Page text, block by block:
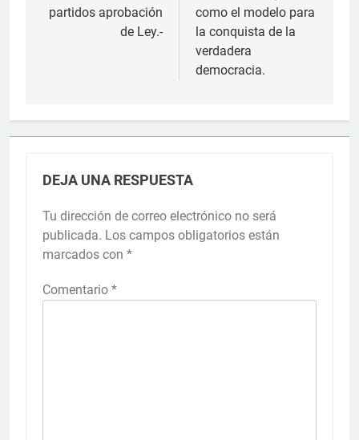
entradas
partidos aprobación
de Ley.-
como el modelo para
la conquista de la
verdadera
democracia.
DEJA UNA RESPUESTA
Tu dirección de correo electrónico no será
publicada. Los campos obligatorios están
marcados con *
Comentario *